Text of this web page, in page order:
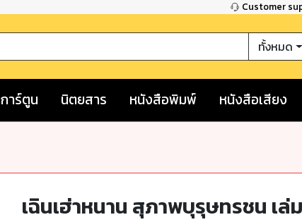
Customer
ทั้งหมด
การ์ตูน นิตยสาร หนังสือพิมพ์ หนังสือเสียง
เฉินเฮ่าหนาน สุภาพบุรุษทรชน เล่